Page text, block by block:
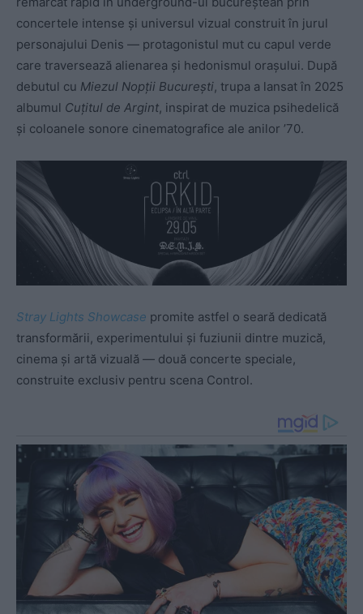
concertele intense și universul vizual construit în jurul
personajului Denis — protagonistul mut cu capul verde
care traversează alienarea și hedonismul orașului. După
debutul cu Miezul Nopții București, trupa a lansat în 2025
albumul Cuțitul de Argint, inspirat de muzica psihedelică
și coloanele sonore cinematografice ale anilor ’70.
Stray Lights Showcase promite astfel o seară dedicată
transformării, experimentului și fuziunii dintre muzică,
cinema și artă vizuală — două concerte speciale,
construite exclusiv pentru scena Control.